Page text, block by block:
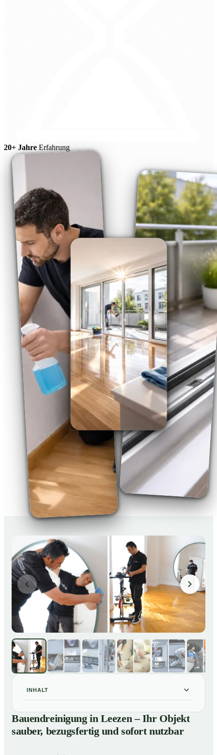
20+ Jahre Erfahrung
INHALT
Bauendreinigung in Leezen – Ihr Objekt sauber,
bezugsfertig und sofort nutzbar
Bauendreinigung in Leezen – gründliche Entfernung
Bauendreinigung in Leezen – Ihr Objekt
sauber, bezugsfertig und sofort nutzbar